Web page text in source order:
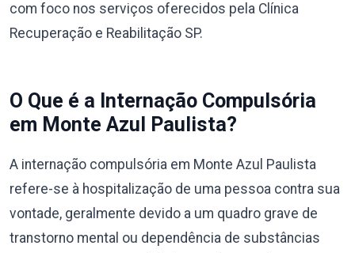
com foco nos serviços oferecidos pela Clínica
Recuperação e Reabilitação SP.
O Que é a Internação Compulsória
em Monte Azul Paulista?
A internação compulsória em Monte Azul Paulista
refere-se à hospitalização de uma pessoa contra sua
vontade, geralmente devido a um quadro grave de
transtorno mental ou dependência de substâncias